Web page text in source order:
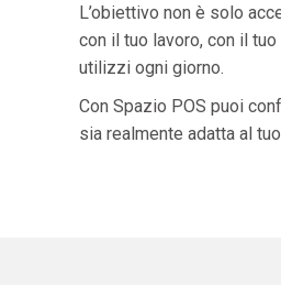
L’obiettivo non è solo
con il tuo lavoro, con il
utilizzi ogni giorno.
Con Spazio POS puoi
sia realmente adatta al